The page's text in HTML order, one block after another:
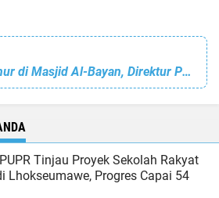
Ceramah Bakda Zuhur di Masjid Al-Bayan, Direktur PNL: Yang Aktif di Medsos akan Saya Beri Kesempatan untuk Berceramah
Tinjau Proyek Sekolah Rakyat
Lhokseumawe, Progres Capai 54